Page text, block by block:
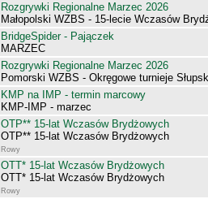
Rozgrywki Regionalne Marzec 2026
Małopolski WZBS - 15-lecie Wczasów
BridgeSpider - Pajączek
MARZEC
Rozgrywki Regionalne Marzec 2026
Pomorski WZBS - Okręgowe turnieje Słupsk
KMP na IMP - termin marcowy
KMP-IMP - marzec
OTP** 15-lat Wczasów Brydżowych
OTP** 15-lat Wczasów Brydżowych
Rowy
OTT* 15-lat Wczasów Brydżowych
OTT* 15-lat Wczasów Brydżowych
Rowy